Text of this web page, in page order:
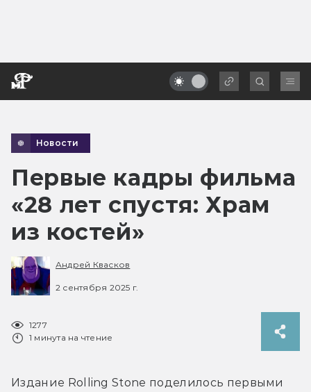
Новости
Первые кадры фильма
«28 лет спустя: Храм
из костей»
Андрей Квасков
2 сентября 2025 г.
1277
1 минута на чтение
Издание Rolling Stone поделилось первыми